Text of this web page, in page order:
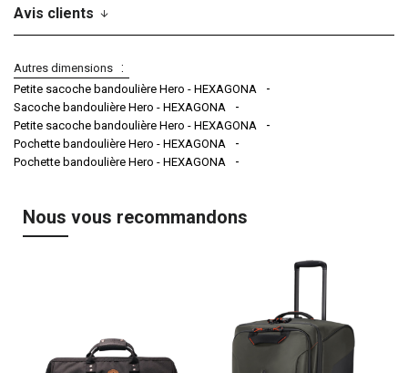
Avis clients
Autres dimensions
Petite sacoche bandoulière Hero - HEXAGONA
Sacoche bandoulière Hero - HEXAGONA
Petite sacoche bandoulière Hero - HEXAGONA
Pochette bandoulière Hero - HEXAGONA
Pochette bandoulière Hero - HEXAGONA
Nous vous recommandons